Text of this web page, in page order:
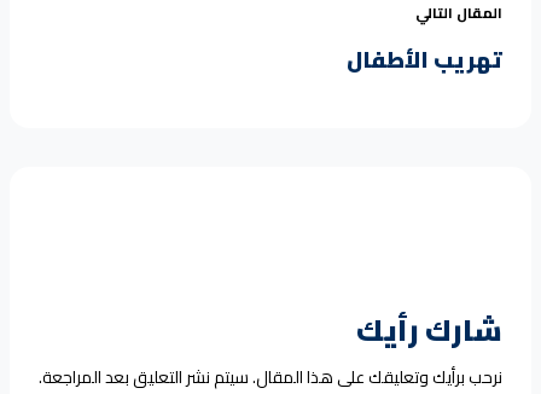
المقال التالي
تهريب الأطفال
شارك رأيك
نرحب برأيك وتعليقك على هذا المقال. سيتم نشر التعليق بعد المراجعة.